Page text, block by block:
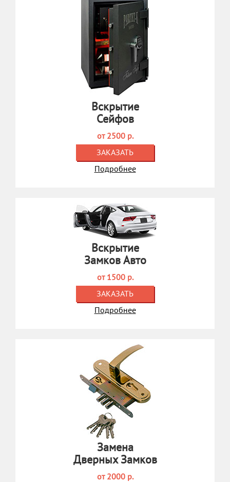
Вскрытие
Сейфов
от 2500 р.
ЗАКАЗАТЬ
Подробнее
Вскрытие
Замков Авто
от 1500 р.
ЗАКАЗАТЬ
Подробнее
Замена
Дверных Замков
от 2000 р.